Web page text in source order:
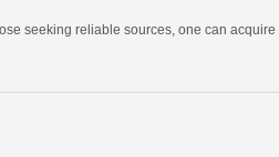
seeking reliable sources, one can acquire